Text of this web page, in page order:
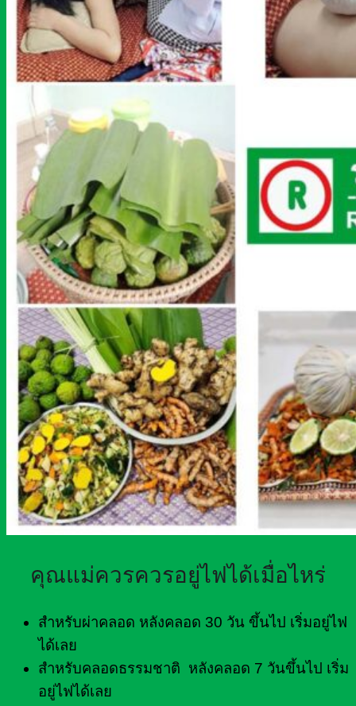
คุณแม่ควรควรอยู่ไฟได้เมื่อไหร่
สำหรับผ่าคลอด หลังคลอด 30 วัน ขึ้นไป เริ่มอยู่ไฟ
ได้เลย
สำหรับคลอดธรรมชาติ หลังคลอด 7 วันขึ้นไป เริ่ม
อยู่ไฟได้เลย